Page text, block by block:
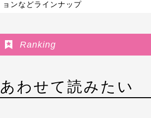
ョンなどラインナップ
Ranking
あわせて読みたい